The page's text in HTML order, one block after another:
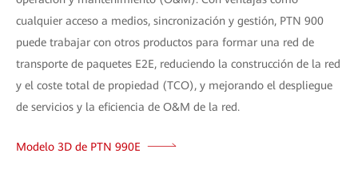
cualquier acceso a medios, sincronización y gestión, PTN 900
puede trabajar con otros productos para formar una red de
transporte de paquetes E2E, reduciendo la construcción de la red
y el coste total de propiedad (TCO), y mejorando el despliegue
de servicios y la eficiencia de O&M de la red.
Modelo 3D de PTN 990E